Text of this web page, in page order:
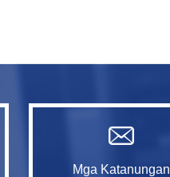
Mga Katanungan